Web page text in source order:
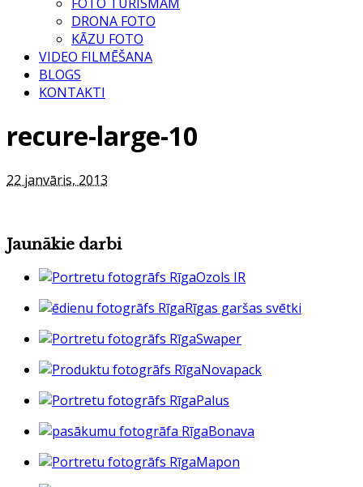
DRONA FOTO
KĀZU FOTO
VIDEO FILMĒŠANA
BLOGS
KONTAKTI
recure-large-10
22 janvāris, 2013
Jaunākie darbi
Ozols IR
Rīgas garšas svētki
Swaper
Novapack
Palus
Bonava
Mapon